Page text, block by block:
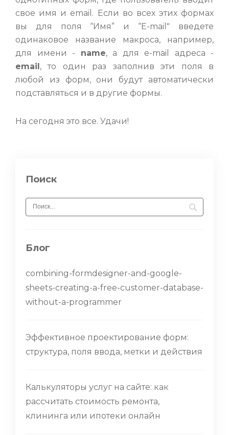
свое имя и email. Если во всех этих формах
вы для поля “Имя” и “E-mail" введете
одинаковое название макроса, например,
для имени - name, а для e-mail адреса -
email , то один раз заполнив эти поля в
любой из форм, они будут автоматически
подставляться и в другие формы.
На сегодня это все. Удачи!
Поиск
Блог
combining-formdesigner-and-google-
sheets-creating-a-free-customer-database-
without-a-programmer
Эффективное проектирование форм:
структура, поля ввода, метки и действия
Калькуляторы услуг на сайте: как
рассчитать стоимость ремонта,
клининга или ипотеки онлайн